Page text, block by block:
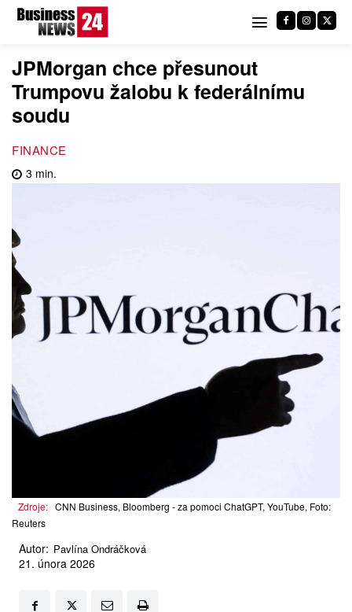
JPMorgan chce přesunout
Trumpovu žalobu k federálnímu
soudu
FINANCE
3 min.
Zdroje: CNN Business, Bloomberg - za pomoci ChatGPT, YouTube, Foto:
Reuters
Autor: Pavlína Ondráčková
21. února 2026